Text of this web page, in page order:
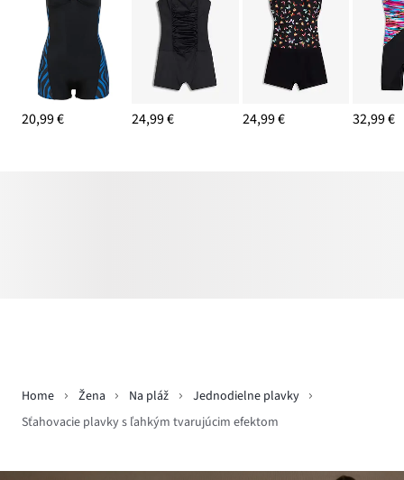
20,99 € 24,99 € 24,99 € 32,99 €
Home Žena Na pláž
Jednodielne plavky
Sťahovacie plavky s ľahkým tvarujúcim efektom